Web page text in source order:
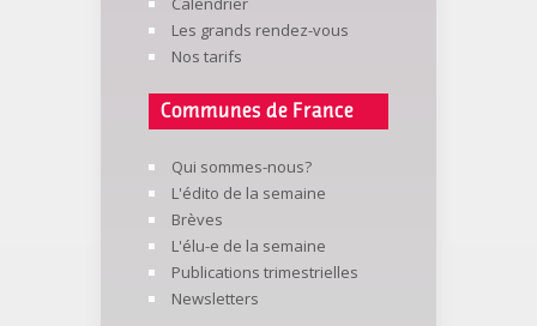
Les grands rendez-vous
Nos tarifs
Communes de France
Qui sommes-nous?
L'édito de la semaine
Brèves
L'élu-e de la semaine
Publications trimestrielles
Newsletters